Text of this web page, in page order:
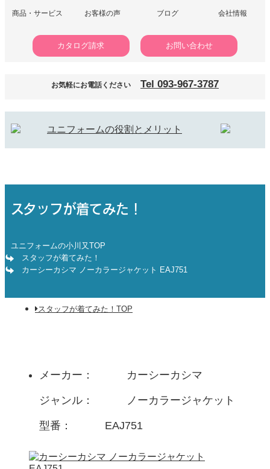
商品・サービス お客様の声 ブログ 会社情報
カタログ請求 お問い合わせ
お気軽にお電話ください Tel 093-967-3787
カーシーカシマ ノーカラ
スタッフが着てみた！
ユニフォームの小川又TOP
スタッフが着てみた！
カーシーカシマ ノーカラージャケット EAJ751
スタッフが着てみた！TOP
メーカー カーシーカシマ
ジャンル ノーカラージャケット
型番 EAJ751